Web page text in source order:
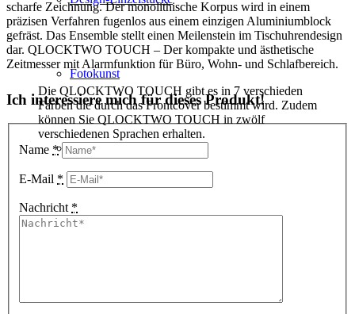
Fotokunst
3D Visualisierungen
Geschenkgutscheine
scharfe Zeichnung. Der monolithische Korpus wird in einem
präzisen Verfahren fugenlos aus einem einzigen Aluminiumblock
gefräst. Das Ensemble stellt einen Meilenstein im Tischuhrendesign
dar. QLOCKTWO TOUCH – Der kompakte und ästhetische
Zeitmesser mit Alarmfunktion für Büro, Wohn- und Schlafbereich.
Die QLOCKTWO TOUCH gibt es in 7 verschieden
Farben die durch das Frontcover bestimmt wird. Zudem
können Sie QLOCKTWO TOUCH in zwölf
verschiedenen Sprachen erhalten.
Ich interessiere mich für dieses Produkt!
Name *
E-Mail *
Nachricht *